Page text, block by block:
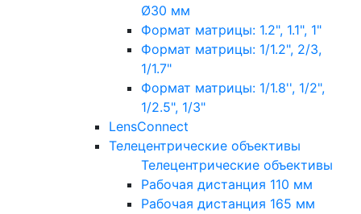
Ø30 мм
Формат матрицы: 1.2", 1.1", 1"
Формат матрицы: 1/1.2", 2/3,
1/1.7"
Формат матрицы: 1/1.8'', 1/2",
1/2.5", 1/3"
LensConnect
Телецентрические объективы
Телецентрические объективы
Рабочая дистанция 110 мм
Рабочая дистанция 165 мм